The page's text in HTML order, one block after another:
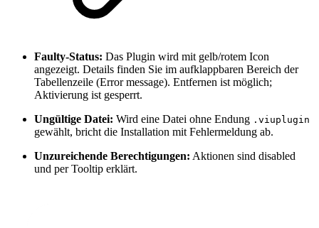
Faulty-Status: Das Plugin wird mit gelb/rotem Icon
angezeigt. Details finden Sie im aufklappbaren Bereich der
Tabellenzeile (Error message). Entfernen ist möglich;
Aktivierung ist gesperrt.
Ungültige Datei: Wird eine Datei ohne Endung .viuplugin
gewählt, bricht die Installation mit Fehlermeldung ab.
Unzureichende Berechtigungen: Aktionen sind disabled
und per Tooltip erklärt.